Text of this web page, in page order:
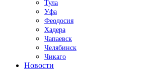
Тула
Уфа
Феодосия
Хадера
Чапаевск
Челябинск
Чикаго
Новости